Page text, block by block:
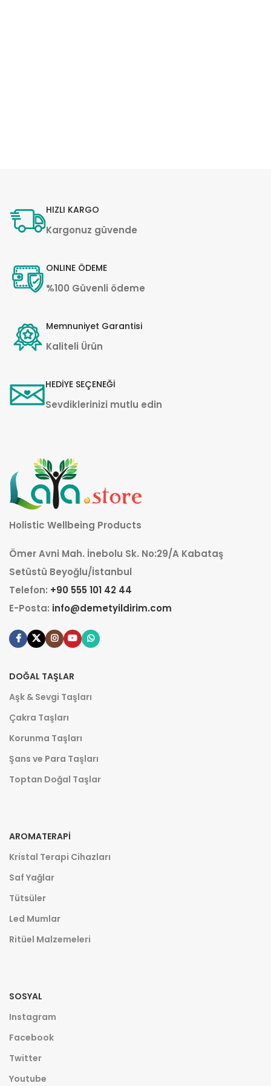
HIZLI KARGO
Kargonuz güvende
ONLINE ÖDEME
%100 Güvenli ödeme
Memnuniyet Garantisi
Kaliteli Ürün
HEDİYE SEÇENEĞİ
Sevdiklerinizi mutlu edin
Holistic Wellbeing Products
Ömer Avni Mah. İnebolu Sk. No:29/A Kabataş
Setüstü Beyoğlu/İstanbul
Telefon: +90 555 101 42 44
E-Posta: info@demetyildirim.com
DOĞAL TAŞLAR
Aşk & Sevgi Taşları
Çakra Taşları
Korunma Taşları
Şans ve Para Taşları
Toptan Doğal Taşlar
AROMATERAPI
Kristal Terapi Cihazları
Saf Yağlar
Tütsüler
Led Mumlar
Ritüel Malzemeleri
SOSYAL
Instagram
Facebook
Twitter
Youtube